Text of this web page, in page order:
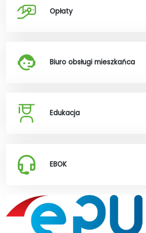
Opłaty
Biuro obsługi mieszkańca
Edukacja
EBOK